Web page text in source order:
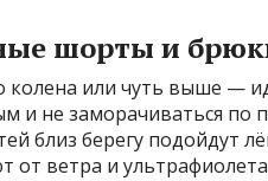
шорты и
или чуть выше —
и не заморачиваться по
близ берегу подойдут
ветра и